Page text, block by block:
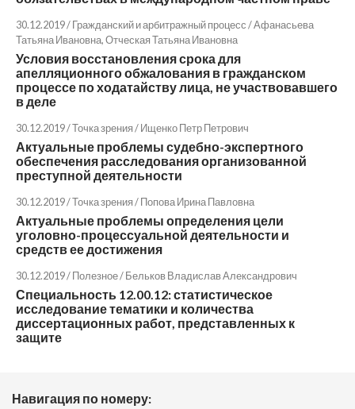
Навигация по номеру:
30.12.2019 / Гражданский и арбитражный процесс /Афанасьева
Татьяна Ивановна,Отческая Татьяна Ивановна
Условия восстановления срока для
апелляционного обжалования в гражданском
процессе по ходатайству лица, не участвовавшего
в деле
30.12.2019 / Точка зрения /Ищенко Петр Петрович
Актуальные проблемы судебно-экспертного
обеспечения расследования организованной
преступной деятельности
30.12.2019 / Точка зрения /Попова Ирина Павловна
Актуальные проблемы определения цели
уголовно-процессуальной деятельности и
средств ее достижения
30.12.2019 / Полезное /Бельков Владислав Александрович
Специальность 12.00.12: статистическое
исследование тематики и количества
диссертационных работ, представленных к
защите